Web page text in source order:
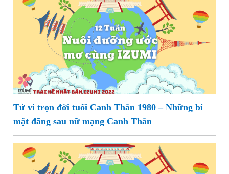
Tử vi trọn đời tuổi Canh Thân 1980 – Những bí
mật đằng sau nữ mạng Canh Thân